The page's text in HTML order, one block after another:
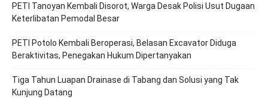
PETI Tanoyan Kembali Disorot, Warga Desak Polisi Usut Dugaan
Keterlibatan Pemodal Besar
PETI Potolo Kembali Beroperasi, Belasan Excavator Diduga
Beraktivitas, Penegakan Hukum Dipertanyakan
Tiga Tahun Luapan Drainase di Tabang dan Solusi yang Tak
Kunjung Datang